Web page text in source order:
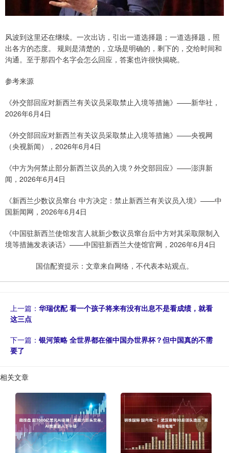
风波到这里还在继续。一次出访，引出一道选择题；一道选择题，照
出各方的态度。 规则是清楚的，立场是明确的，剩下的，交给时间和
沟通。至于那四个名字会怎么回应，答案也许很快揭晓。
参考来源
《外交部回应对新西兰有关议员采取禁止入境等措施》——新华社，
2026年6月4日
《外交部回应对新西兰有关议员采取禁止入境等措施》——央视网
（央视新闻），2026年6月4日
《中方为何禁止部分新西兰议员的入境？外交部回应》——澎湃新
闻，2026年6月4日
《新西兰少数议员窜台 中方决定：禁止新西兰有关议员入境》——中
国新闻网，2026年6月4日
《中国驻新西兰使馆发言人就新少数议员窜台后中方对其采取限制入
境等措施发表谈话》——中国驻新西兰大使馆官网，2026年6月4日
国信配资提示：文章来自网络，不代表本站观点。
上一篇： 华瑞优配 看一个孩子将来有没有出息不是看成绩，就看
这三点
下一篇： 银河策略 全世界都在催中国办世界杯？但中国真的不需
要了
相关文章